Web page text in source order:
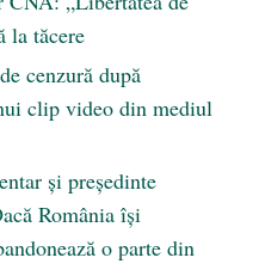
la tăcere
cenzură după
clip video din mediul
și președinte
România își
o parte din